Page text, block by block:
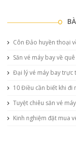
Côn Đảo huyền thoại
Săn vé máy bay về
Đại lý vé máy bay trực
10 Điều cần biết khi đi
Tuyệt chiêu săn vé
Kinh nghiệm đặt mua